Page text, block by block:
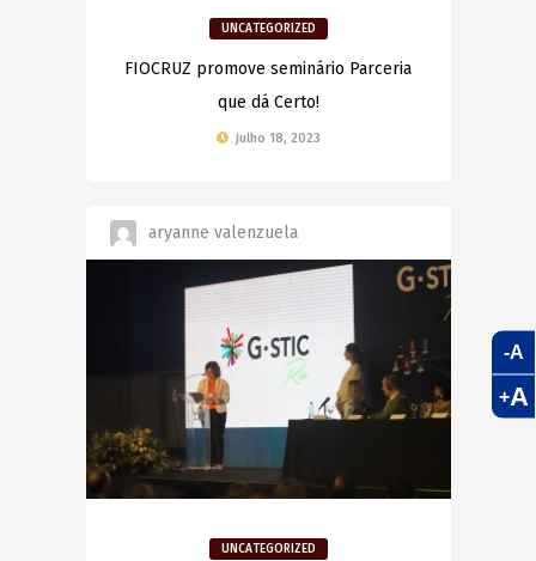
UNCATEGORIZED
FIOCRUZ promove seminário Parceria
que dá Certo!
julho 18, 2023
aryanne valenzuela
UNCATEGORIZED
-A
+A